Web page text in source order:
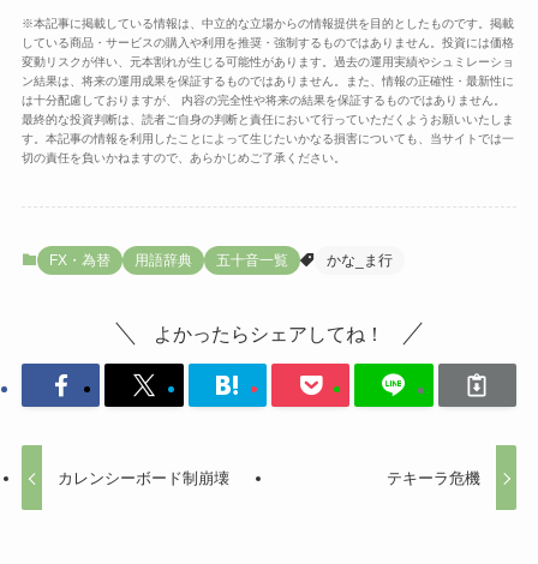
※本記事に掲載している情報は、中立的な立場からの情報提供を目的としたものです。掲載
している商品・サービスの購入や利用を推奨・強制するものではありません。投資には価格
変動リスクが伴い、元本割れが生じる可能性があります。過去の運用実績やシュミレーショ
ン結果は、将来の運用成果を保証するものではありません。また、情報の正確性・最新性に
は十分配慮しておりますが、 内容の完全性や将来の結果を保証するものではありません。
最終的な投資判断は、読者ご自身の判断と責任において行っていただくようお願いいたしま
す。本記事の情報を利用したことによって生じたいかなる損害についても、当サイトでは一
切の責任を負いかねますので、あらかじめご了承ください。
FX・為替 用語辞典 五十音一覧 かな_ま行
よかったらシェアしてね！
カレンシーボード制崩壊 テキーラ危機